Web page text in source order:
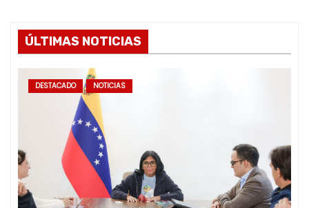
ÚLTIMAS NOTICIAS
DESTACADO NOTICIAS